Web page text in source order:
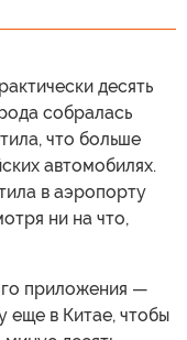
десять
собралась
что больше
автомобилях.
в аэропорту
ни на что,
приложения —
еще в Китае, чтобы